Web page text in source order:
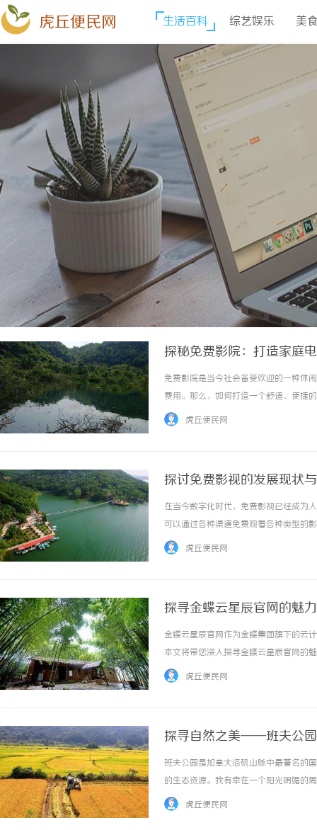
虎丘便民网 生活百科 综艺娱乐 美
探秘免费影院：打造家庭
免费影院是当今社会备受欢迎的一种休
费用。那么，如何打造一个舒适、便捷
吧。首先，选择一个合适的影院场所非
虎丘便民网
探讨免费影视的发展现状
在当今数字化时代，免费影视已经成为
可以通过各种渠道免费观看各种类型的
一方面受益于互联网技术的进步，使得
虎丘便民网
探寻金蝶云星辰官网的魅力
金蝶云星辰官网作为金蝶集团旗下的云
本文将带您深入探寻金蝶云星辰官网的
体验让用户能够轻松快速地找到所需信
虎丘便民网
探寻自然之美——班夫公
班夫公园是加拿大洛矶山脉中最著名的
的生态资源。我有幸在一个阳光明媚的
的街道上，感受着宁静与悠闲的氛围。
虎丘便民网
汉配眼镜 上海配眼镜 武汉配眼镜 上海配眼镜